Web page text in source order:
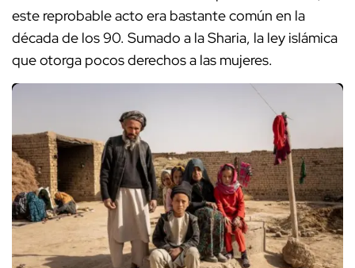
este reprobable acto era bastante común en la
década de los 90. Sumado a la Sharia, la ley islámica
que otorga pocos derechos a las mujeres.